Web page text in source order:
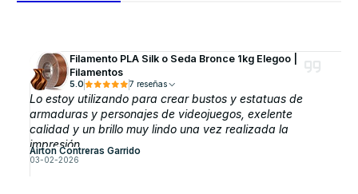
Filamento PLA Silk o Seda Bronce 1kg Elegoo |
Filamentos
5.0 7 reseñas
Lo estoy utilizando para crear bustos y estatuas de
armaduras y personajes de videojuegos, exelente
calidad y un brillo muy lindo una vez realizada la
impresión
Airton Contreras Garrido
03-02-2026